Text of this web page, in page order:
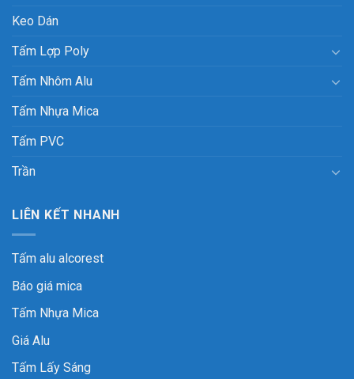
Keo Dán
Tấm Lợp Poly
Tấm Nhôm Alu
Tấm Nhựa Mica
Tấm PVC
Trần
LIÊN KẾT NHANH
Tấm alu alcorest
Báo giá mica
Tấm Nhựa Mica
Giá Alu
Tấm Lấy Sáng